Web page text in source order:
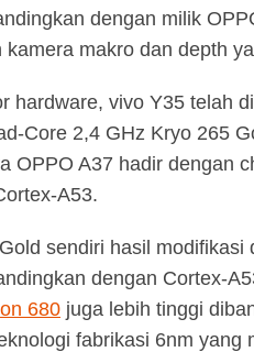
dengan milik
kamera makro dan depth
hardware, vivo Y35 telah
Core 2,4 GHz Kryo 265
OPPO A37 hadir dengan
A53.
sendiri hasil
dengan Cortex-
680 juga lebih tinggi
fabrikasi 6nm yang